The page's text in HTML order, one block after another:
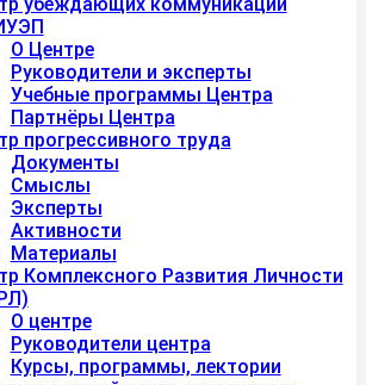
О Центре
Руководители и эксперты
Учебные программы Центра
Партнёры Центра
прогрессивного труда
Документы
Смыслы
Эксперты
Активности
Материалы
Комплексного Развития Личности
О центре
Руководители центра
Курсы, программы, лектории